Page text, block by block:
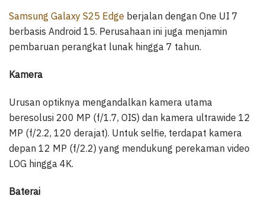
Samsung Galaxy S25 Edge berjalan dengan One UI 7
berbasis Android 15. Perusahaan ini juga menjamin
pembaruan perangkat lunak hingga 7 tahun.
Kamera
Urusan optiknya mengandalkan kamera utama
beresolusi 200 MP (f/1.7, OIS) dan kamera ultrawide 12
MP (f/2.2, 120 derajat). Untuk selfie, terdapat kamera
depan 12 MP (f/2.2) yang mendukung perekaman video
LOG hingga 4K.
Baterai